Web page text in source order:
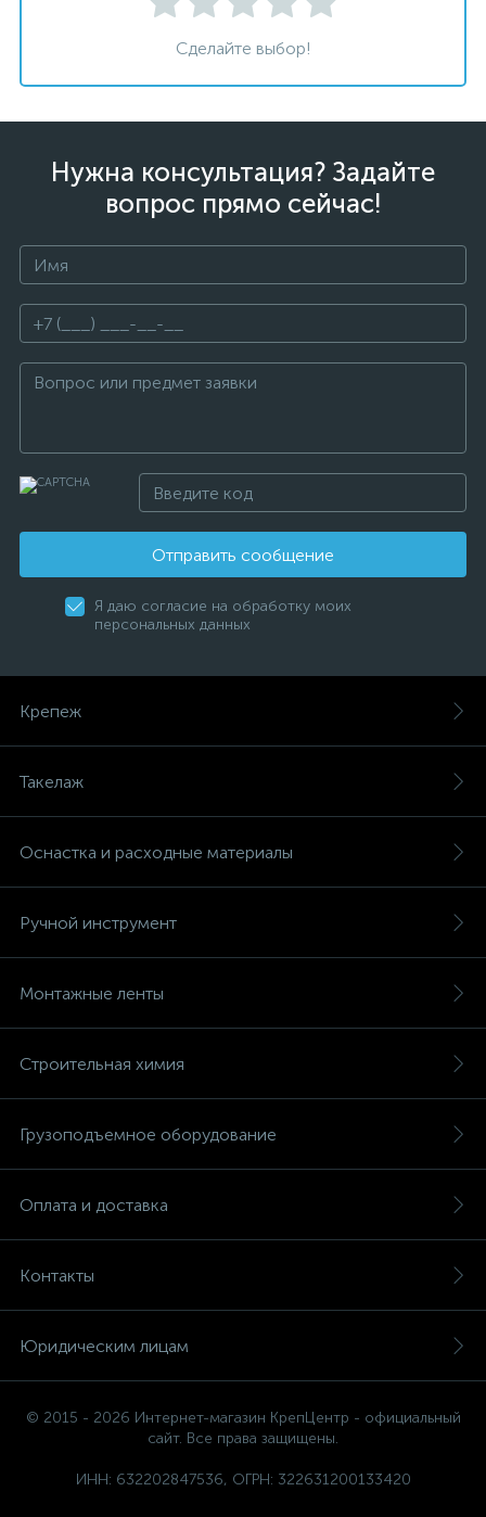
Сделайте выбор!
Нужна консультация? Задайте
вопрос прямо сейчас!
Отправить сообщение
Я даю согласие на обработку моих
персональных данных
Крепеж
Такелаж
Оснастка и расходные материалы
Ручной инструмент
Монтажные ленты
Строительная химия
Грузоподъемное оборудование
Оплата и доставка
Контакты
Юридическим лицам
© 2015 - 2026 Интернет-магазин КрепЦентр - официальный
сайт. Все права защищены.
ИНН: 632202847536, ОГРН: 322631200133420